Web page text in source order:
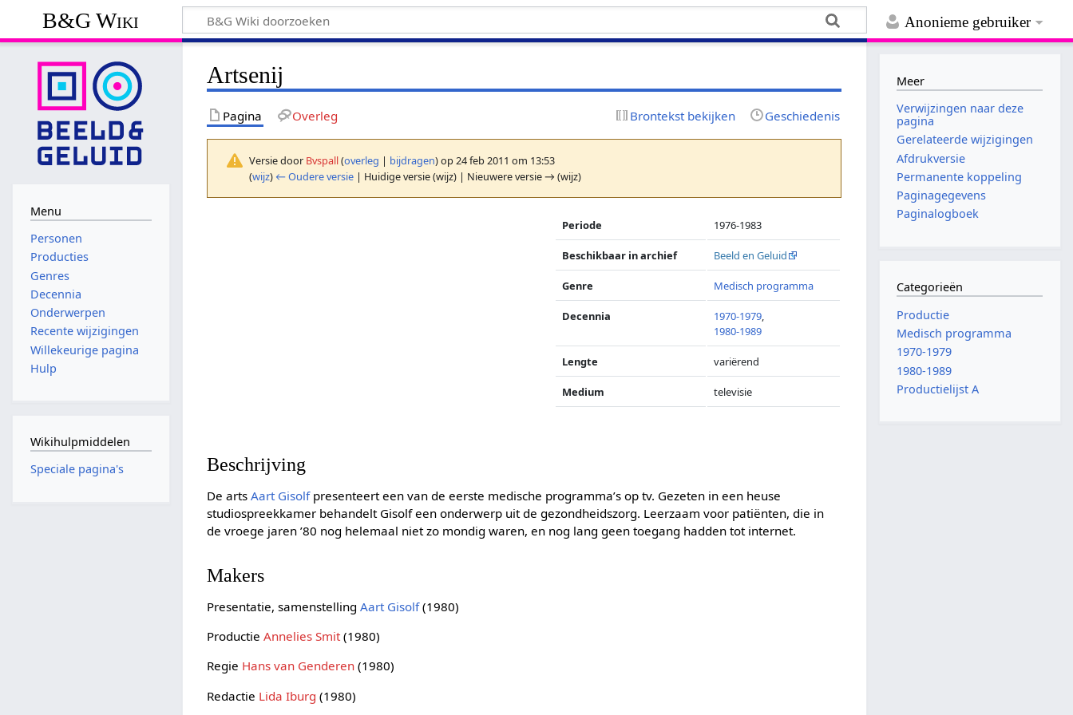
Anonieme gebruiker
B&G Wiki
Artsenij
Pagina Overleg Brontekst bekijken Geschiedenis
Versie door Bvspall(overleg | bijdragen)op 24 feb 2011 om 13:53
(wijz) ← Oudere versie | Huidige versie (wijz) | Nieuwere versie → (wijz)
Periode 1976-1983
Beschikbaar in archief Beeld en Geluid
Genre Medisch programma
Decennia 1970-1979,
1980-1989
Lengte variërend
Medium televisie
Beschrijving
De artsAart Gisolfpresenteert een van de eerste medische programma’s op tv. Gezeten in een heuse
studiospreekkamer behandelt Gisolf een onderwerp uit de gezondheidszorg. Leerzaam voor patiënten, die in
de vroege jaren ’80 nog helemaal niet zo mondig waren, en nog lang geen toegang hadden tot internet.
Makers
Presentatie, samenstellingAart Gisolf(1980)
ProductieAnnelies Smit(1980)
Regie Hans van Genderen (1980)
Redactie Lida Iburg (1980)
Menu
Personen
Producties
Genres
Decennia
Onderwerpen
Recente wijzigingen
Willekeurige pagina
Hulp
Wikihulpmiddelen
Speciale pagina's
Meer
Verwijzingen naar deze
pagina
Gerelateerde wijzigingen
Afdrukversie
Permanente koppeling
Paginagegevens
Paginalogboek
Categorieën
Productie
Medisch programma
1970-1979
1980-1989
Productielijst A